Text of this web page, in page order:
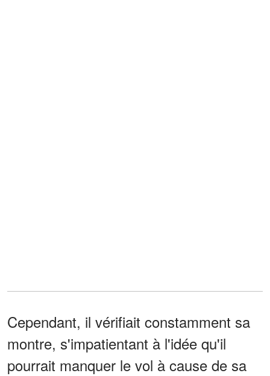
Cependant, il vérifiait constamment sa
montre, s'impatientant à l'idée qu'il
pourrait manquer le vol à cause de sa